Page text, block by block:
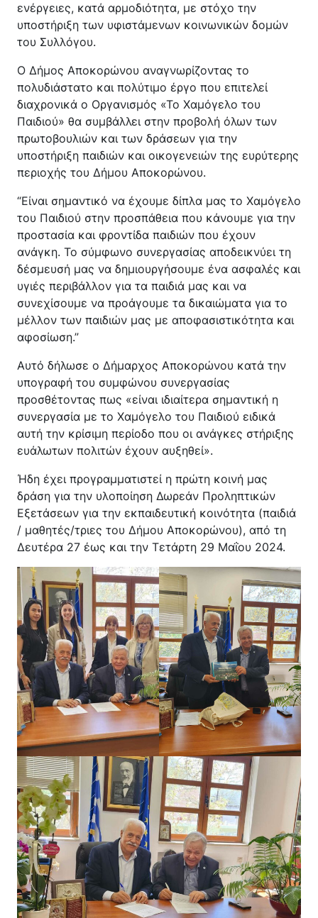
ενέργειες, κατά αρμοδιότητα, με στόχο την
υποστήριξη των υφιστάμενων κοινωνικών δομών
του Συλλόγου.
Ο Δήμος Αποκορώνου αναγνωρίζοντας το
πολυδιάστατο και πολύτιμο έργο που επιτελεί
διαχρονικά ο Οργανισμός «Το Χαμόγελο του
Παιδιού» θα συμβάλλει στην προβολή όλων των
πρωτοβουλιών και των δράσεων για την
υποστήριξη παιδιών και οικογενειών της ευρύτερης
περιοχής του Δήμου Αποκορώνου.
“Είναι σημαντικό να έχουμε δίπλα μας το Χαμόγελο
του Παιδιού στην προσπάθεια που κάνουμε για την
προστασία και φροντίδα παιδιών που έχουν
ανάγκη. Το σύμφωνο συνεργασίας αποδεικνύει τη
δέσμευσή μας να δημιουργήσουμε ένα ασφαλές και
υγιές περιβάλλον για τα παιδιά μας και να
συνεχίσουμε να προάγουμε τα δικαιώματα για το
μέλλον των παιδιών μας με αποφασιστικότητα και
αφοσίωση.”
Αυτό δήλωσε ο Δήμαρχος Αποκορώνου κατά την
υπογραφή του συμφώνου συνεργασίας
προσθέτοντας πως «είναι ιδιαίτερα σημαντική η
συνεργασία με το Χαμόγελο του Παιδιού ειδικά
αυτή την κρίσιμη περίοδο που οι ανάγκες στήριξης
ευάλωτων πολιτών έχουν αυξηθεί».
Ήδη έχει προγραμματιστεί η πρώτη κοινή μας
δράση για την υλοποίηση Δωρεάν Προληπτικών
Εξετάσεων για την εκπαιδευτική κοινότητα (παιδιά
/ μαθητές/τριες του Δήμου Αποκορώνου), από τη
Δευτέρα 27 έως και την Τετάρτη 29 Μαΐου 2024.